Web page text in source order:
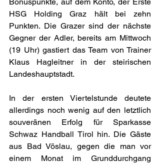
HSG Holding Graz hält bei zehn
Punkten. Die Grazer sind der nächste
Gegner der Adler, bereits am Mittwoch
(19 Uhr) gastiert das Team von Trainer
Klaus Hagleitner in der steirischen
Landeshauptstadt.
In der ersten Viertelstunde deutete
allerdings noch wenig auf den letztlich
souveränen Erfolg für Sparkasse
Schwaz Handball Tirol hin. Die Gäste
aus Bad Vöslau, gegen die man vor
einem Monat im Grunddurchgang